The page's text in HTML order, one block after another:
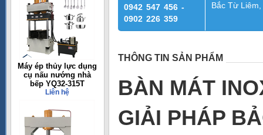
Máy ép thủy lực dụng
cụ nấu nướng nhà
bếp YQ32-315T
Liên hệ
0942 547 456 -
0902 226 359
Bắc Từ
THÔNG TIN SẢN PHẨM
BÀN MÁT
GIẢI PHÁP